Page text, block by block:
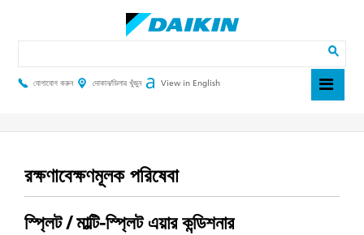
Header
যোগাযোগ করুন দোকান/ডিলার খুঁজুন View in English
রক্ষণাবেক্ষণমূলক পরিষেবা
স্প্লিট / মাল্টি-স্প্লিট এয়ার কন্ডিশনার